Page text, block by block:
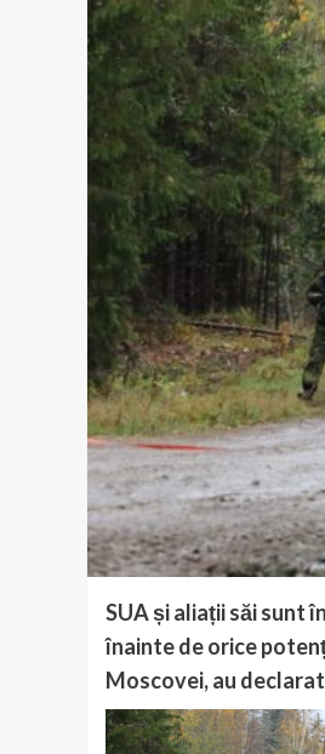
SUA și aliații săi sunt
înainte de orice
Moscovei, au